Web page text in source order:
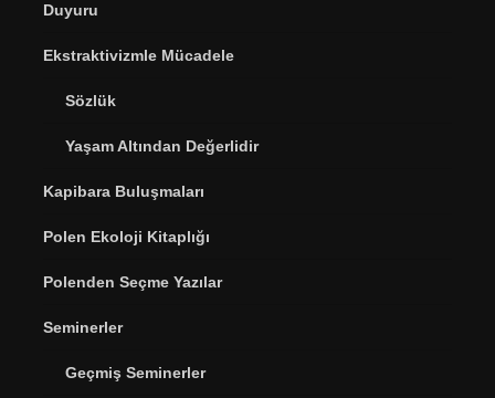
Duyuru
Ekstraktivizmle Mücadele
Sözlük
Yaşam Altından Değerlidir
Kapibara Buluşmaları
Polen Ekoloji Kitaplığı
Polenden Seçme Yazılar
Seminerler
Geçmiş Seminerler